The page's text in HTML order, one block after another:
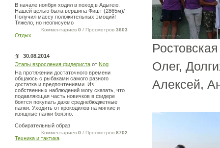
В начале ноября ходил в поход в Адыгею.
Нашей целью была вершина Фишт (2865м)/
Получил массу положительных эмоций!
Тяжело, но неописуемо
Комментариев 0 / Просмотров 3603
Отдых
30.08.2014
Этапы взросления фидериста от Nog
На протяжении достаточного времени
общаюсь с рыбаками самого разного
достатка и предпочтениями. Из
собственных наблюдений могу сказать, что
подавляющая часть новичков в фидере
боятся покупать даже среднебюджетные
палки. Уходить от крокодилов на мягкие и
изящные палки боязно.
Собирательный образ
Комментариев 0 / Просмотров 8702
Техника и тактика
Олег,
Алексей,